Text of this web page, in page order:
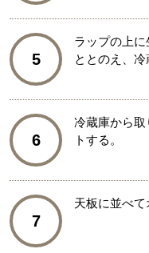
5
ラップの上
ととのえ、冷
6
冷蔵庫から取
トする。
7
天板に並べて